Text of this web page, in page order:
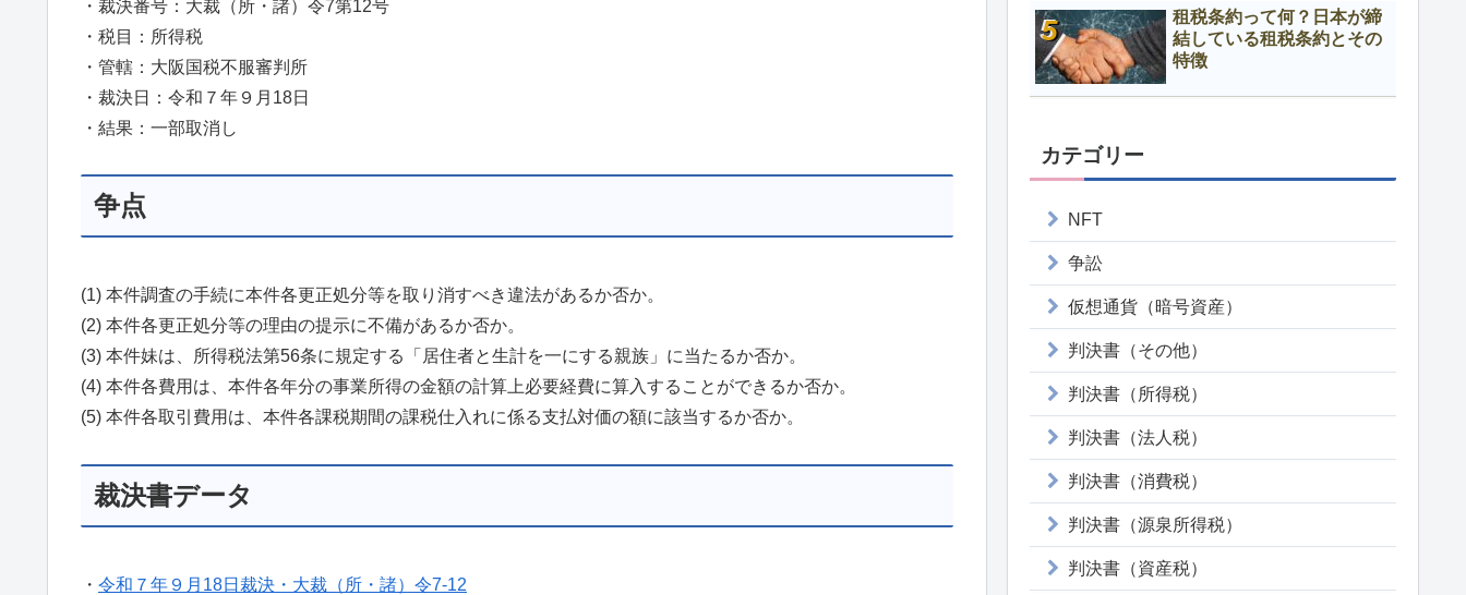
・裁決番号：大裁（所・諸）令7第12号
・税目：所得税
・管轄：大阪国税不服審判所
・裁決日：令和７年９月18日
・結果：一部取消し
争点
(1) 本件調査の手続に本件各更正処分等を取り消すべき違法があるか否か。
(2) 本件各更正処分等の理由の提示に不備があるか否か。
(3) 本件妹は、所得税法第56条に規定する「居住者と生計を一にする親族」に当たるか否か。
(4) 本件各費用は、本件各年分の事業所得の金額の計算上必要経費に算入することができるか否か。
(5) 本件各取引費用は、本件各課税期間の課税仕入れに係る支払対価の額に該当するか否か。
裁決書データ
・ 令和７年９月18日裁決・大裁（所・諸）令7-12
租税条約って何？日本が締
結している租税条約とその
特徴
カテゴリー
NFT
争訟
仮想通貨（暗号資産）
判決書（その他）
判決書（所得税）
判決書（法人税）
判決書（消費税）
判決書（源泉所得税）
判決書（資産税）